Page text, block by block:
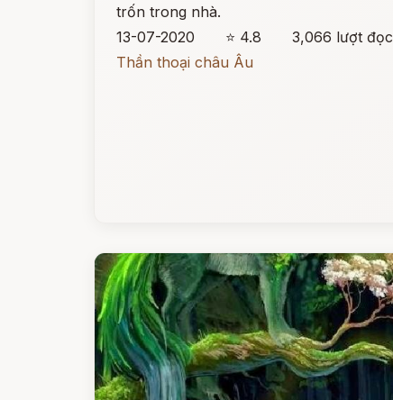
trốn trong nhà.
13-07-2020
⭐ 4.8
3,066 lượt đọc
Thần thoại châu Âu